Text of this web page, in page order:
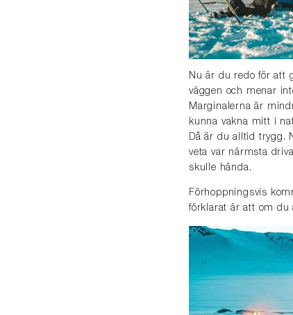
Nu är du redo för att
väggen och menar
Marginalerna är
kunna vakna mitt i
Då är du alltid trygg.
veta var närmsta
skulle hända.
Förhoppningsvis
förklarat är att om du